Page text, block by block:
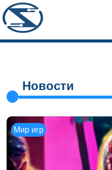
Новости
Мир игр